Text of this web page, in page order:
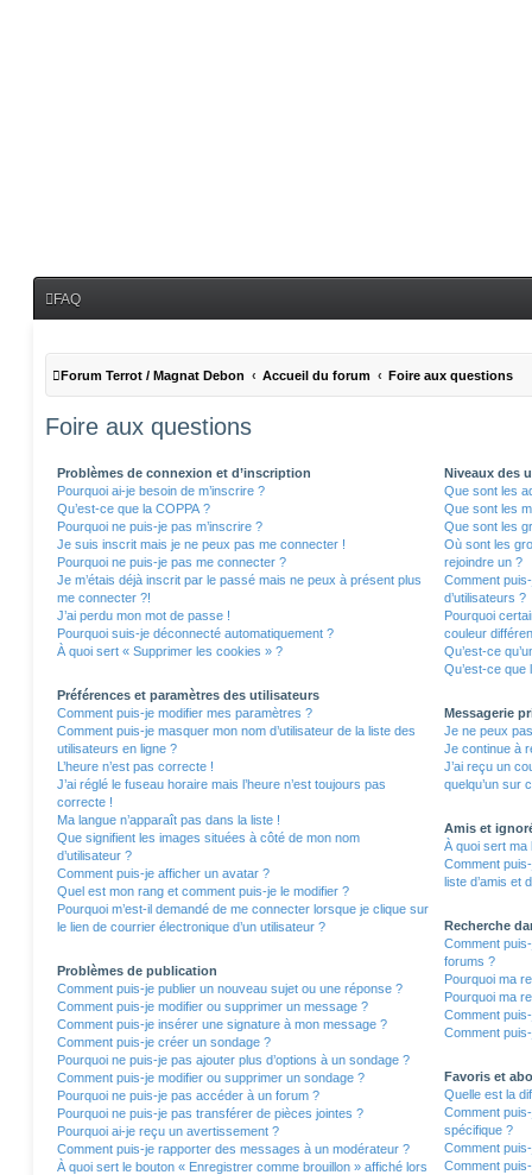
FAQ
Forum Terrot / Magnat Debon Accueil du forum Foire aux questions
Foire aux questions
Problèmes de connexion et d’inscription
Pourquoi ai-je besoin de m’inscrire ?
Qu’est-ce que la COPPA ?
Pourquoi ne puis-je pas m’inscrire ?
Je suis inscrit mais je ne peux pas me connecter !
Pourquoi ne puis-je pas me connecter ?
Je m’étais déjà inscrit par le passé mais ne peux à présent plus
me connecter ?!
J’ai perdu mon mot de passe !
Pourquoi suis-je déconnecté automatiquement ?
À quoi sert « Supprimer les cookies » ?
Préférences et paramètres des utilisateurs
Comment puis-je modifier mes paramètres ?
Comment puis-je masquer mon nom d’utilisateur de la liste des
utilisateurs en ligne ?
L’heure n’est pas correcte !
J’ai réglé le fuseau horaire mais l’heure n’est toujours pas
correcte !
Ma langue n’apparaît pas dans la liste !
Que signifient les images situées à côté de mon nom
d’utilisateur ?
Comment puis-je afficher un avatar ?
Quel est mon rang et comment puis-je le modifier ?
Pourquoi m’est-il demandé de me connecter lorsque je clique sur
le lien de courrier électronique d’un utilisateur ?
Problèmes de publication
Comment puis-je publier un nouveau sujet ou une réponse ?
Comment puis-je modifier ou supprimer un message ?
Comment puis-je insérer une signature à mon message ?
Comment puis-je créer un sondage ?
Pourquoi ne puis-je pas ajouter plus d’options à un sondage ?
Comment puis-je modifier ou supprimer un sondage ?
Pourquoi ne puis-je pas accéder à un forum ?
Pourquoi ne puis-je pas transférer de pièces jointes ?
Pourquoi ai-je reçu un avertissement ?
Comment puis-je rapporter des messages à un modérateur ?
À quoi sert le bouton « Enregistrer comme brouillon » affiché lors
Niveaux des
Que sont les
Que sont les
Que sont les
Où sont les
rejoindre un ?
Comment
d’utilisateurs ?
Pourquoi
couleur
Qu’est-ce
Qu’est-ce que
Messagerie
Je ne peux
Je continue à
J’ai reçu un
quelqu’un sur
Amis et
À quoi sert ma
Comment
liste d’amis et
Recherche
Comment
forums ?
Pourquoi ma
Pourquoi ma
Comment
Comment
Favoris et
Quelle est la
Comment
spécifique ?
Comment
Comment